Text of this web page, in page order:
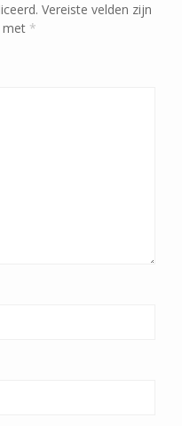
Vereiste velden zijn
met *